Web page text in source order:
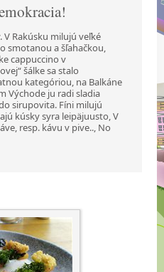
Rakúsku milujú veľké
smotanou a šľahačkou,
cappuccino v
šálke sa stalo
kategóriou, na Balkáne
Východe ju radi sladia
sirupovita. Fíni milujú
kúsky syra leipäjuusto, V
resp. kávu v pive.., No